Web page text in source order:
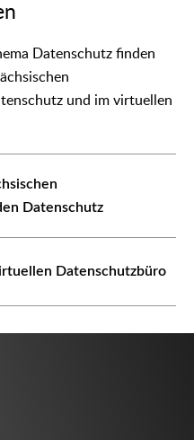
Datenschutz finden
und im virtuellen
Datenschutz
Datenschutzbüro